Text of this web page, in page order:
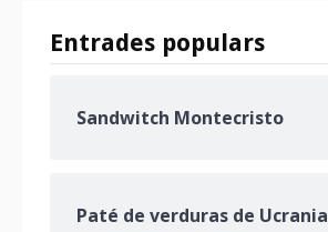
Entrades populars
Sandwitch Montecristo
Paté de verduras de Ucrania